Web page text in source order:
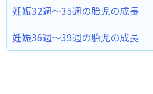
妊娠32週～35週の胎児の成長
妊娠36週～39週の胎児の成長